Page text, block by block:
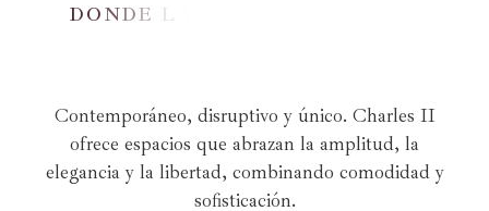
DONDE L
Contemporáneo, disruptivo y único. Charles II
ofrece espacios que abrazan la amplitud, la
elegancia y la libertad, combinando comodidad y
sofisticación.